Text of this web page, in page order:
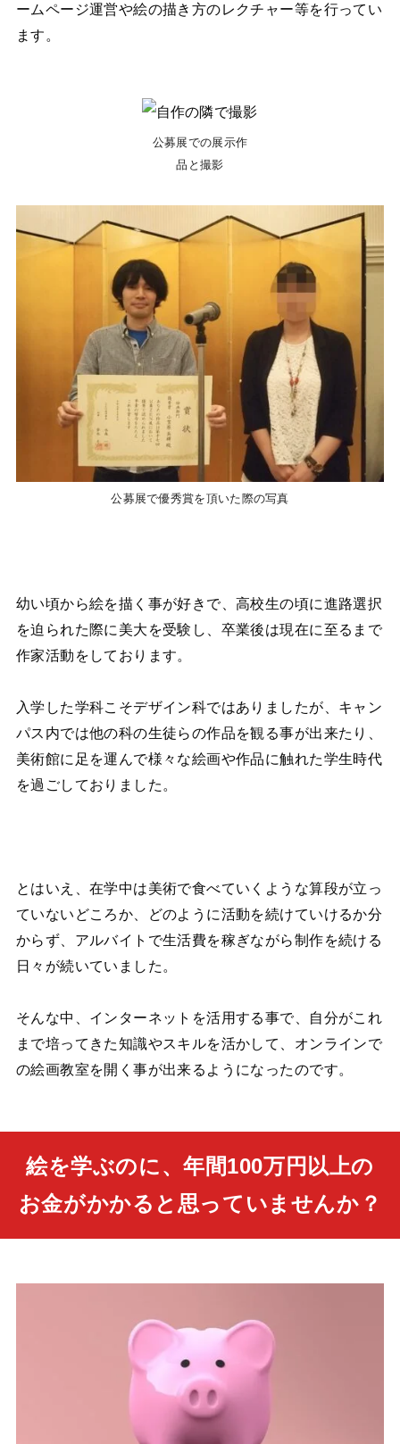
ームページ運営や絵の描き方のレクチャー等を行ってい
ます。
公募展での展示作
品と撮影
公募展で優秀賞を頂いた際の写真
幼い頃から絵を描く事が好きで、高校生の頃に進路選択
を迫られた際に美大を受験し、卒業後は現在に至るまで
作家活動をしております。
入学した学科こそデザイン科ではありましたが、キャン
パス内では他の科の生徒らの作品を観る事が出来たり、
美術館に足を運んで様々な絵画や作品に触れた学生時代
を過ごしておりました。
とはいえ、在学中は美術で食べていくような算段が立っ
ていないどころか、どのように活動を続けていけるか分
からず、アルバイトで生活費を稼ぎながら制作を続ける
日々が続いていました。
そんな中、インターネットを活用する事で、自分がこれ
まで培ってきた知識やスキルを活かして、オンラインで
の絵画教室を開く事が出来るようになったのです。
絵を学ぶのに、年間100万円以上の
お金がかかると思っていませんか？